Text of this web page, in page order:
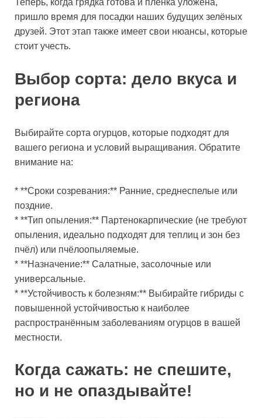
Теперь, когда грядка готова и плёнка уложена,
пришло время для посадки наших будущих зелёных
друзей. Этот этап также имеет свои нюансы, которые
стоит учесть.
Выбор сорта: дело вкуса и
региона
Выбирайте сорта огурцов, которые подходят для
вашего региона и условий выращивания. Обратите
внимание на:
* **Сроки созревания:** Ранние, среднеспелые или
поздние.
* **Тип опыления:** Партенокарпические (не требуют
опыления, идеально подходят для теплиц и зон без
пчёл) или пчёлоопыляемые.
* **Назначение:** Салатные, засолочные или
универсальные.
* **Устойчивость к болезням:** Выбирайте гибриды с
повышенной устойчивостью к наиболее
распространённым заболеваниям огурцов в вашей
местности.
Когда сажать: не спешите,
но и не опаздывайте!